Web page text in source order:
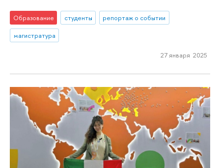
Образование студенты
репортаж о событии
магистратура
27 января 2025